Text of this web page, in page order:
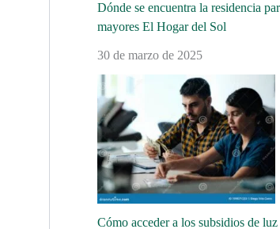
Dónde se encuentra la residencia
mayores El Hogar del Sol
30 de marzo de 2025
Cómo acceder a los subsidios de